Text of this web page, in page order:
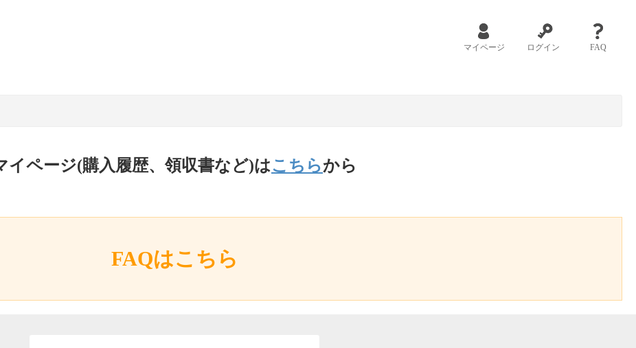
マイページ ログイン FAQ
イページ(購入履歴、領収書など)はこちらから
FAQはこちら